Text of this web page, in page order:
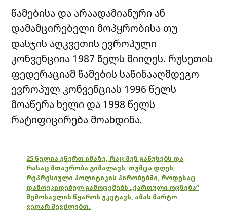
წამებისა და არაადამიანური ან
დამამცირებელი მოპყრობისა თუ
დასჯის აღკვეთის ევროპული
კონვენციია 1987 წელს მიიღეს. რუსეთის
ფედერაციამ წამების საწინააღმდეგო
ევროპულ კონვენციას 1996 წელს
მოაწერა ხელი და 1998 წელს
რატიფიცირება მოახდინა.
25 წელია ვწერთ იმაზე, რაც შენ გაწუხებს და
რასაც მთავრობა გიმალავს, თუმცა დღეს,
რეპრესიული პოლიტიკის პირობებში, როდესაც
დამოუკიდებელ გამოცემებს „ქართული ოცნება“
შემოსავლის წყაროს უკეტავს, ამას მარტო
ვეღარ შევძლებთ.